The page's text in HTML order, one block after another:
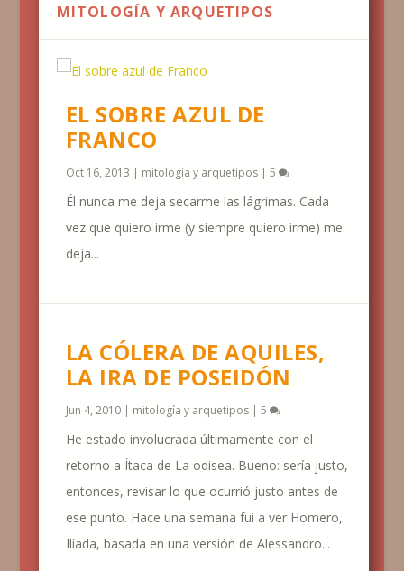
MITOLOGÍA Y ARQUETIPOS
EL SOBRE AZUL DE
FRANCO
Oct 16, 2013 | mitología y arquetipos| 5
Él nunca me deja secarme las lágrimas. Cada
vez que quiero irme (y siempre quiero irme) me
deja...
LA CÓLERA DE AQUILES,
LA IRA DE POSEIDÓN
Jun 4, 2010| mitología y arquetipos| 5
He estado involucrada últimamente con el
retorno a Ítaca de La odisea. Bueno: sería justo,
entonces, revisar lo que ocurrió justo antes de
ese punto. Hace una semana fui a ver Homero,
Ilíada, basada en una versión de Alessandro...